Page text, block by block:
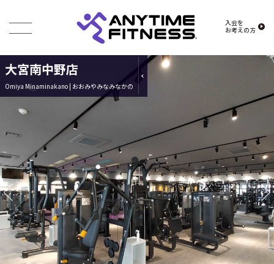
入会を
お考えの方
大宮南中野店
Omiya Minaminakano | おおみやみなみなかの